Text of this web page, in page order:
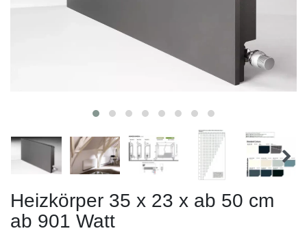
Heizkörper 35 x 23 x ab 50 cm
ab 901 Watt